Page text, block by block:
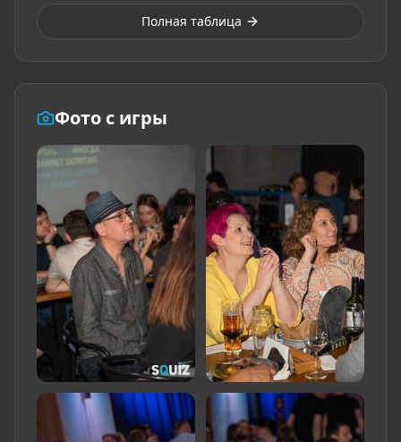
Полная таблица
Фото с игры